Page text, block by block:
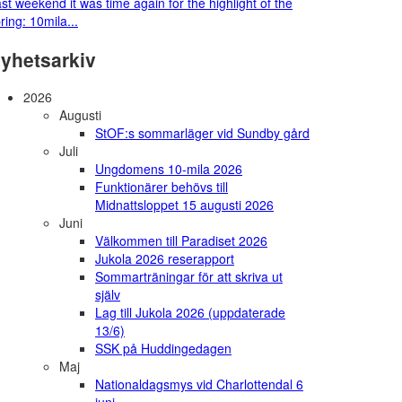
10mila...
2026
Augusti
StOF:s sommarläger vid Sundby gård
Juli
Ungdomens 10-mila 2026
Funktionärer behövs till
Midnattsloppet 15 augusti 2026
Juni
Välkommen till Paradiset 2026
Jukola 2026 reserapport
Sommarträningar för att skriva ut
själv
Lag till Jukola 2026 (uppdaterade
13/6)
SSK på Huddingedagen
Maj
Nationaldagsmys vid Charlottendal 6